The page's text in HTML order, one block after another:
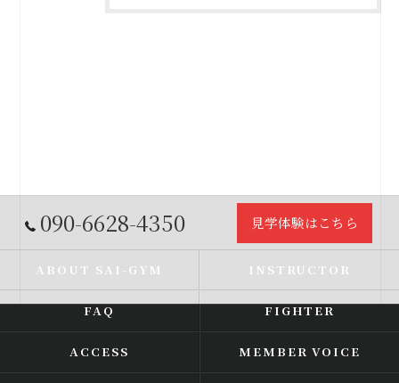
090-6628-4350 見学体験はこちら
ABOUT SAI-GYM INSTRUCTOR
FAQ FIGHTER
ACCESS MEMBER VOICE